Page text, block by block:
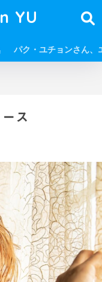
YU
パク・ユチョンさん、
ス